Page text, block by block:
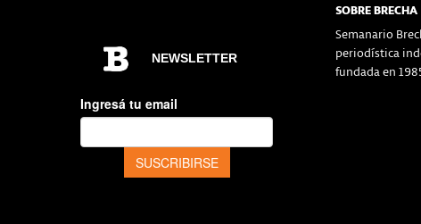
SOBRE BRECHA
Semanario
periodística
fundada en